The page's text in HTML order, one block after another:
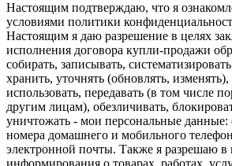
Настоящим подтверждаю, что я
условиями политики
Настоящим я даю разрешение в целях
исполнения договора купли-продажи
собирать, записывать,
хранить, уточнять (обновлять, изменять),
использовать, передавать (в том числе
другим лицам), обезличивать,
уничтожать - мои персональные
номера домашнего и мобильного
электронной почты. Также я разрешаю в